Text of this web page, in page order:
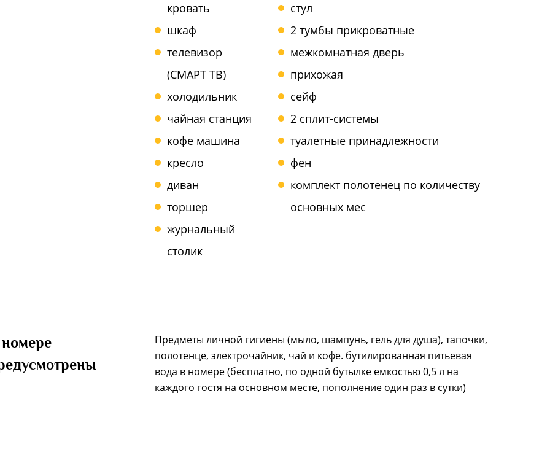
кровать
шкаф
телевизор
(СМАРТ ТВ)
холодильник
чайная станция
кофе машина
кресло
диван
торшер
журнальный
столик
стул
2 тумбы прикроватные
межкомнатная дверь
прихожая
сейф
2 сплит-системы
туалетные принадлежности
фен
комплект полотенeц по количеству
основных мес
Предметы личной гигиены (мыло, шампунь, гель для душа), тапочки,
полотенце, электрочайник, чай и кофе. бутилированная питьевая
вода в номере (бесплатно, по одной бутылке емкостью 0,5 л на
каждого гостя на основном месте, пополнение один раз в сутки)